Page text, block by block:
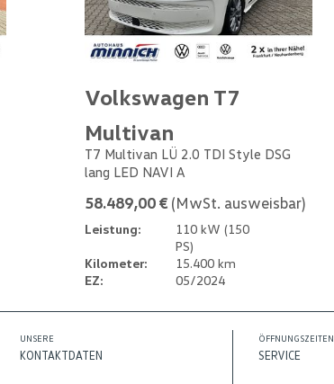
Volkswagen T7
Multivan
T7 Multivan LÜ 2.0 TDI Style DSG
lang LED NAVI A
58.489,00 € (MwSt. ausweisbar)
Leistung:
110 kW (150
PS)
Kilometer:
15.400 km
EZ:
05/2024
UNSERE
KONTAKTDATEN
ÖFFNUNGSZEITEN
SERVICE